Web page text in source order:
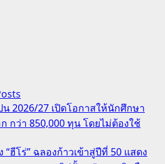
น 2026/27 เปิดโอกาสให้นักศึกษา
กว่า 850,000 ทุน โดยไม่ต้องใช้
“ฮีโร่” ฉลองก้าวเข้าสู่ปีที่ 50 แสดง